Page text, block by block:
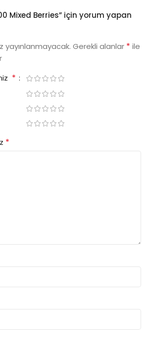
Mixed Berries” için yorum yapan
yayınlanmayacak. Gerekli alanlar * ile
*
*